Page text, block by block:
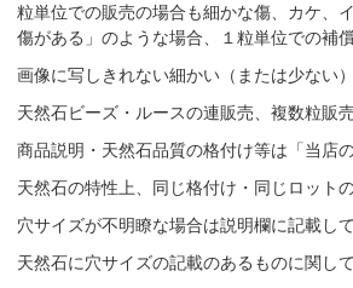
粒単位での販売の場合も細かな傷、カケ、
傷がある」のような場合、１粒単位での補
画像に写しきれない細かい（または少ない
天然石ビーズ・ルースの連販売、複数粒販
商品説明・天然石品質の格付け等は「当店
天然石の特性上、同じ格付け・同じロット
穴サイズが不明瞭な場合は説明欄に記載し
天然石に穴サイズの記載のあるものに関し